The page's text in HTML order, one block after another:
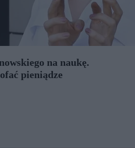
na naukę.
pieniądze